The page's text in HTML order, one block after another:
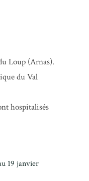
Loup (Arnas).
du Val
hospitalisés
19 janvier